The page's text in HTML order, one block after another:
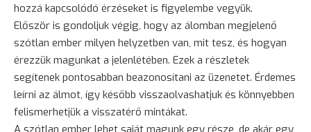
hozzá kapcsolódó érzéseket is figyelembe vegyük.
Először is gondoljuk végig, hogy az álomban megjelenő
szótlan ember milyen helyzetben van, mit tesz, és hogyan
érezzük magunkat a jelenlétében. Ezek a részletek
segítenek pontosabban beazonosítani az üzenetet. Érdemes
leírni az álmot, így később visszaolvashatjuk és könnyebben
felismerhetjük a visszatérő mintákat.